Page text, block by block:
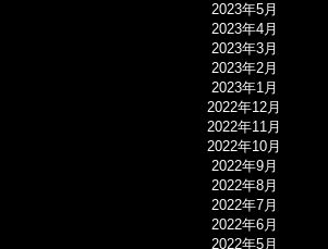
2023年5月
2023年4月
2023年3月
2023年2月
2023年1月
2022年12月
2022年11月
2022年10月
2022年9月
2022年8月
2022年7月
2022年6月
2022年5月